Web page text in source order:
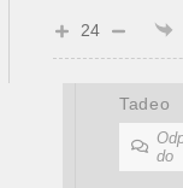
24
Tadeo
do